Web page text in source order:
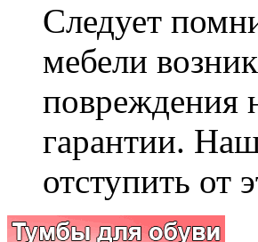
Следует
мебели
повреждения
гарантии.
отступить от